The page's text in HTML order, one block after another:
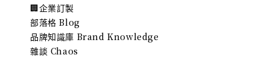
🏢企業訂製
部落格 Blog
品牌知識庫 Brand Knowledge
雜談 Chaos